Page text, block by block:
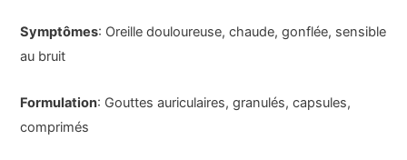
Symptômes: Oreille douloureuse, chaude, gonflée, sensible
au bruit
Formulation: Gouttes auriculaires, granulés, capsules,
comprimés